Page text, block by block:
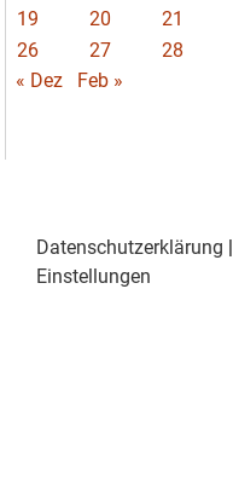
19
20 21
26
27 28
« Dez
Feb »
Datenschutzerklärung |
Einstellungen